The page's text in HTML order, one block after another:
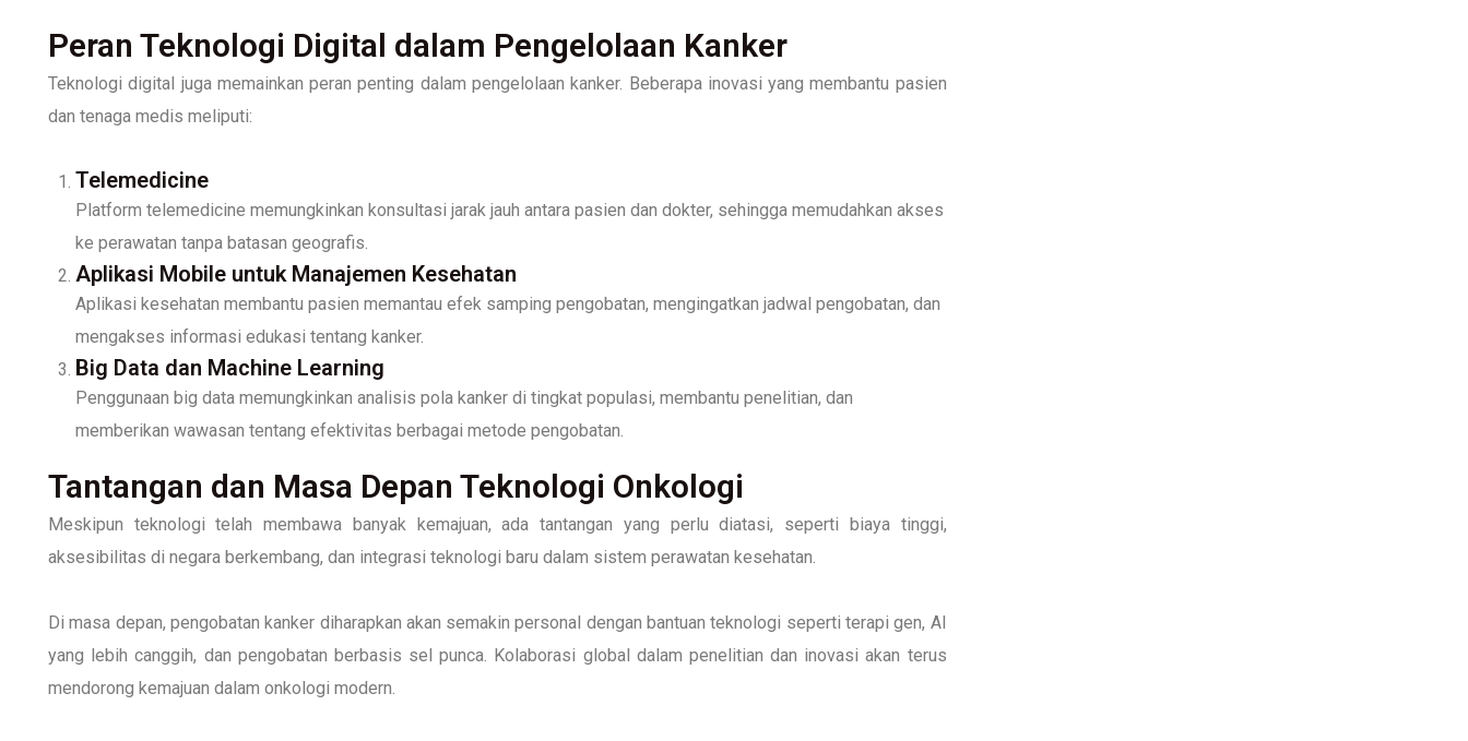
Peran Teknologi Digital dalam Pengelolaan Kanker
Teknologi digital juga memainkan peran penting dalam pengelolaan kanker. Beberapa inovasi yang membantu pasien
dan tenaga medis meliputi:
Telemedicine
Platform telemedicine memungkinkan konsultasi jarak jauh antara pasien dan dokter, sehingga memudahkan akses
ke perawatan tanpa batasan geografis.
Aplikasi Mobile untuk Manajemen Kesehatan
Aplikasi kesehatan membantu pasien memantau efek samping pengobatan, mengingatkan jadwal pengobatan, dan
mengakses informasi edukasi tentang kanker.
Big Data dan Machine Learning
Penggunaan big data memungkinkan analisis pola kanker di tingkat populasi, membantu penelitian, dan
memberikan wawasan tentang efektivitas berbagai metode pengobatan.
Tantangan dan Masa Depan Teknologi Onkologi
Meskipun teknologi telah membawa banyak kemajuan, ada tantangan yang perlu diatasi, seperti biaya tinggi,
aksesibilitas di negara berkembang, dan integrasi teknologi baru dalam sistem perawatan kesehatan.
Di masa depan, pengobatan kanker diharapkan akan semakin personal dengan bantuan teknologi seperti terapi gen, AI
yang lebih canggih, dan pengobatan berbasis sel punca. Kolaborasi global dalam penelitian dan inovasi akan terus
mendorong kemajuan dalam onkologi modern.